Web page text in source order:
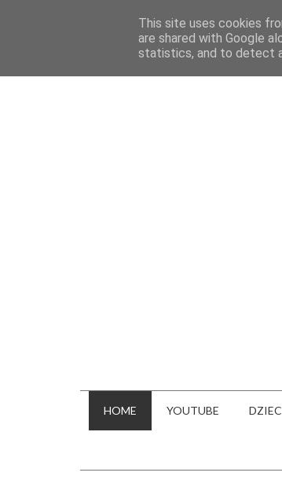
HOME YOUTUBE
This site uses cookies
are shared with Google
statistics, and to detect